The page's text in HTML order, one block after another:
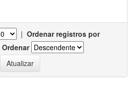
| Ordenar registros por
Ordenar